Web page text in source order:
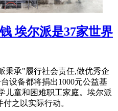
埃尔派是37家世界
秉承"履行社会责任,做优秀企
设备都将捐出1000元公益基
儿童和困难职工家庭。埃尔派
之以实际行动。